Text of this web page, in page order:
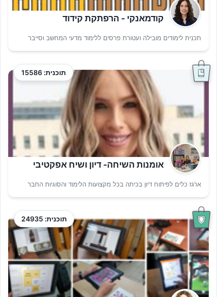
קודמאנקי - הרפתקת קידוד
תכנית לימודים מובילה ועטורת פרסים ללימוד מדעי המחשב וסייבר
תוכנית: 15586
אומנות השיחה- דיון ושיח אפקטיבי
ארגז כלים לפיתוח דיון בכיתה בכל מקצועות הלימוד והסוגיות החבר
תוכנית: 24935